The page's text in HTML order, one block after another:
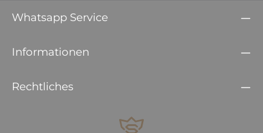
Whatsapp Service
Informationen
Rechtliches